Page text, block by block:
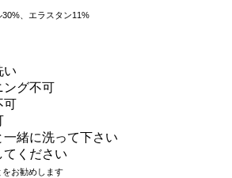
、エラスタン11%
い
ング不可
可
緒に洗って下さい
ください
お勧めします